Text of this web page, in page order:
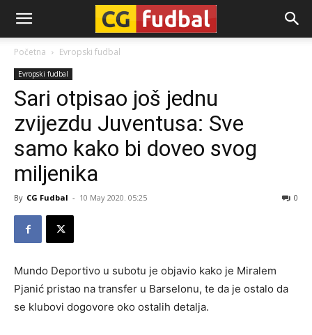
CG-
Fudbal
Početna Evropski fudbal
Evropski fudbal
Sari otpisao još jednu
zvijezdu Juventusa: Sve
samo kako bi doveo svog
miljenika
By CG Fudbal - 10 May 2020. 05:25 0
Mundo Deportivo u subotu je objavio kako je Miralem
Pjanić pristao na transfer u Barselonu, te da je ostalo da
se klubovi dogovore oko ostalih detalja.